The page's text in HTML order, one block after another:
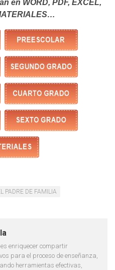
en WORD, PDF, EXCEL,
PADRE DE FAMILIA
es enriquecer compartir
para el proceso de enseñanza,
herramientas efectivas,